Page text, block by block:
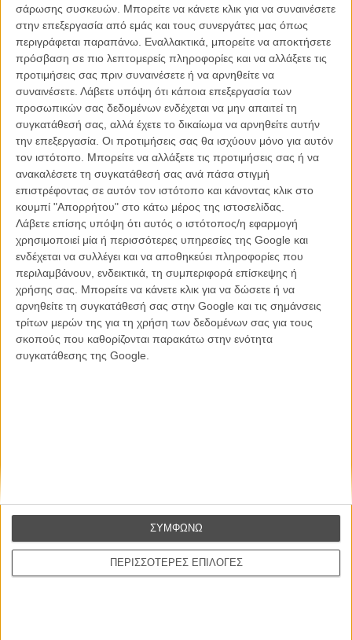
σάρωσης συσκευών. Μπορείτε να κάνετε κλικ για να συναινέσετε
στην επεξεργασία από εμάς και τους συνεργάτες μας όπως
περιγράφεται παραπάνω. Εναλλακτικά, μπορείτε να αποκτήσετε
πρόσβαση σε πιο λεπτομερείς πληροφορίες και να αλλάξετε τις
προτιμήσεις σας πριν συναινέσετε ή να αρνηθείτε να
συναινέσετε. Λάβετε υπόψη ότι κάποια επεξεργασία των
προσωπικών σας δεδομένων ενδέχεται να μην απαιτεί τη
συγκατάθεσή σας, αλλά έχετε το δικαίωμα να αρνηθείτε αυτήν
την επεξεργασία. Οι προτιμήσεις σας θα ισχύουν μόνο για αυτόν
τον ιστότοπο. Μπορείτε να αλλάξετε τις προτιμήσεις σας ή να
ανακαλέσετε τη συγκατάθεσή σας ανά πάσα στιγμή
επιστρέφοντας σε αυτόν τον ιστότοπο και κάνοντας κλικ στο
κουμπί "Απορρήτου" στο κάτω μέρος της ιστοσελίδας.
Λάβετε επίσης υπόψη ότι αυτός ο ιστότοπος/η εφαρμογή
χρησιμοποιεί μία ή περισσότερες υπηρεσίες της Google και
ενδέχεται να συλλέγει και να αποθηκεύει πληροφορίες που
περιλαμβάνουν, ενδεικτικά, τη συμπεριφορά επίσκεψης ή
χρήσης σας. Μπορείτε να κάνετε κλικ για να δώσετε ή να
αρνηθείτε τη συγκατάθεσή σας στην Google και τις σημάνσεις
τρίτων μερών της για τη χρήση των δεδομένων σας για τους
σκοπούς που καθορίζονται παρακάτω στην ενότητα
συγκατάθεσης της Google.
ΠΕΡΙΣΣΟΤΕΡΕΣ ΕΠΙΛΟΓΕΣ
ΣΥΜΦΩΝΩ
Βιμ Βέντερς
Συνέντευξη
Η επιτυχία είναι υπερτιμημένη. Δεν σε κάνει
καλύτερο, δεν σε πάει πουθενά η επιτυχία. Είναι
απλώς ένα ωραίο, ανεβαστικό, επιφανειακό
συναίσθημα.»
CONNECT
Εγγράψου στο εβδομαδιαίο newsletter μας.
Θέλω να λαμβάνω τα newsletter σας.